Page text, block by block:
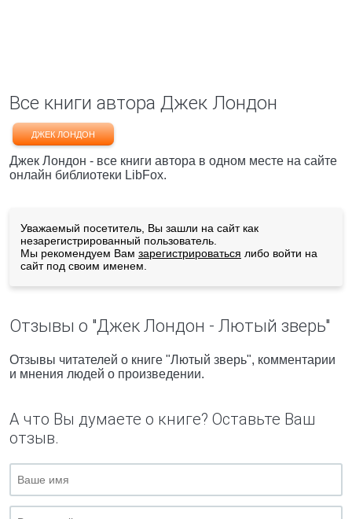
Все книги автора Джек Лондон
ДЖЕК ЛОНДОН
Джек Лондон - все книги автора в одном месте на сайте
онлайн библиотеки LibFox.
Уважаемый посетитель, Вы зашли на сайт как
незарегистрированный пользователь.
Мы рекомендуем Вам зарегистрироваться либо войти на
сайт под своим именем.
Отзывы о "Джек Лондон - Лютый зверь"
Отзывы читателей о книге "Лютый зверь", комментарии
и мнения людей о произведении.
А что Вы думаете о книге? Оставьте Ваш
отзыв.